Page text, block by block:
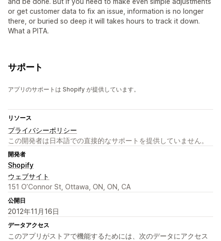
or get customer data to fix an issue, information is no longer
there, or buried so deep it will takes hours to track it down.
What a PITA.
サポート
アプリのサポートは Shopify が提供しています。
リソース
プライバシーポリシー
この開発者は日本語での直接的なサポートを提供していません。
開発者
Shopify
ウェブサイト
151 O’Connor St, Ottawa, ON, ON, CA
公開日
2012年11月16日
データアクセス
このアプリがストアで機能するためには、次のデータにアクセス